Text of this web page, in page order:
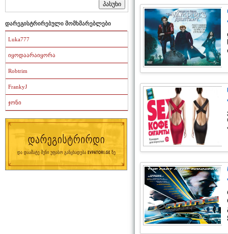
დარეგისტრირებული მომხმარებლები
Luka777
იყოდაარაიყორა
Robtrim
FrankyJ
ჯონი